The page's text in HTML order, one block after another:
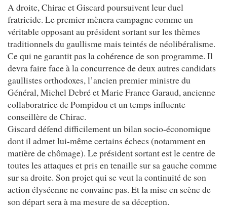
A droite, Chirac et Giscard poursuivent leur duel
fratricide. Le premier mènera campagne comme un
véritable opposant au président sortant sur les thèmes
traditionnels du gaullisme mais teintés de néolibéralisme.
Ce qui ne garantit pas la cohérence de son programme. Il
devra faire face à la concurrence de deux autres candidats
gaullistes orthodoxes, l’ancien premier ministre du
Général, Michel Debré et Marie France Garaud, ancienne
collaboratrice de Pompidou et un temps influente
conseillère de Chirac.
Giscard défend difficilement un bilan socio-économique
dont il admet lui-même certains échecs (notamment en
matière de chômage). Le président sortant est le centre de
toutes les attaques et pris en tenaille sur sa gauche comme
sur sa droite. Son projet qui se veut la continuité de son
action élyséenne ne convainc pas. Et la mise en scène de
son départ sera à ma mesure de sa déception.